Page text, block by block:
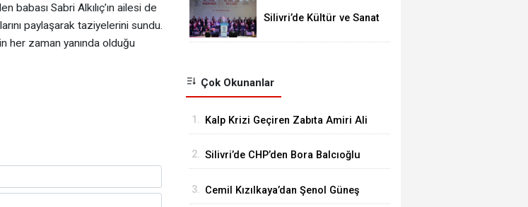
babası Sabri Alkılıç’ın ailesi de
paylaşarak taziyelerini sundu.
her zaman yanında olduğu
Silivri’de Kültür ve Sanat
Örnek Bir Kent Olacağız”
Çok Okunanlar
1. Kalp Krizi Geçiren Zabıta Amiri Ali
2. Silivri’de CHP’den Bora Balcıoğlu
3. Cemil Kızılkaya’dan Şenol Güneş